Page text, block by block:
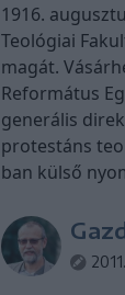
1916.
Teológiai
magát.
Református
generális
protestáns
ban külső